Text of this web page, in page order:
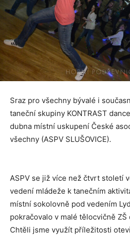
Sraz pro všechny bývalé i
taneční skupiny KONTRAST
dubna místní uskupení České
všechny (ASPV SLUŠOVICE).
ASPV se již více než čtvrt století
vedení mládeže k tanečním
místní sokolovně pod vedením
pokračovalo v malé tělocvičně
Chtěli jsme využít příležitosti